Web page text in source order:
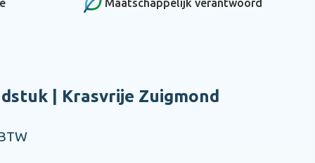
Maatschappelijk verantwoord
| Krasvrije Zuigmond